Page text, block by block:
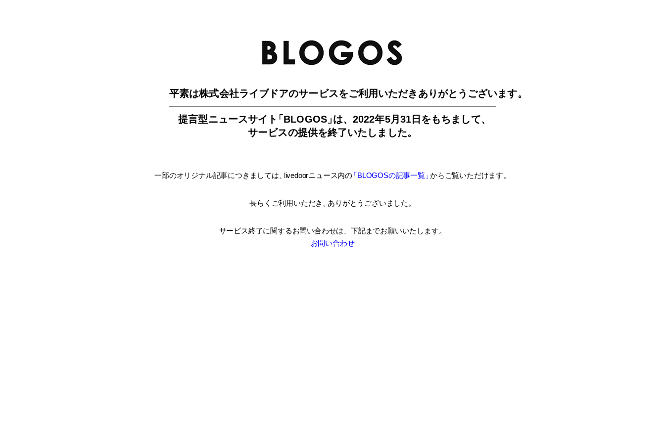
平素は株式会社ライブドアのサービスをご利用いただきありがとうございます。
提言型ニュースサイ ト「BLOGOS」は、2022年5月31日をもちまして、
サービスの提供を終了いたしました。
一部のオリジナル記事につきましては livedoorニュース内の「BLOGOSの記事一覧」 からご覧いただけます。
長らくご利用いただき ありがとうございました。
サービス終了に関するお問い合わせは、 下記までお願いいたします。
お問い合わせ